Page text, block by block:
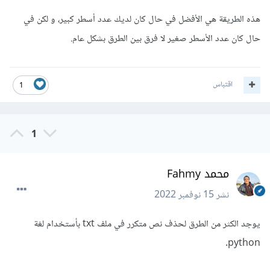
هذه الطريقة هي الأفضل في حال كان لديك عدد أسطر كبير، و لكن في
حال كان عدد الأسطر صغير لا فرق بين الطرق بشكل عام.
1 اقتباس
1
محمد Fahmy
نشر15 نوفمبر 2022
يوجد الكثر من الطرق لحذف نص متكرر في ملف txt بأستخدام لغة
python.